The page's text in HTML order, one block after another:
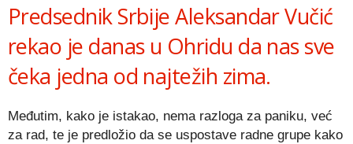
Predsednik Srbije Aleksandar Vučić
rekao je danas u Ohridu da nas sve
čeka jedna od najtežih zima.
Međutim, kako je istakao, nema razloga za paniku, već
za rad, te je predložio da se uspostave radne grupe kako